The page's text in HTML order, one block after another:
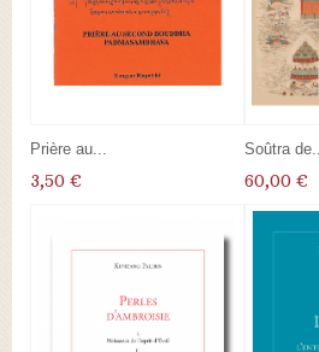
Prière au...
3,50 €
Soûtra de...
60,00 €